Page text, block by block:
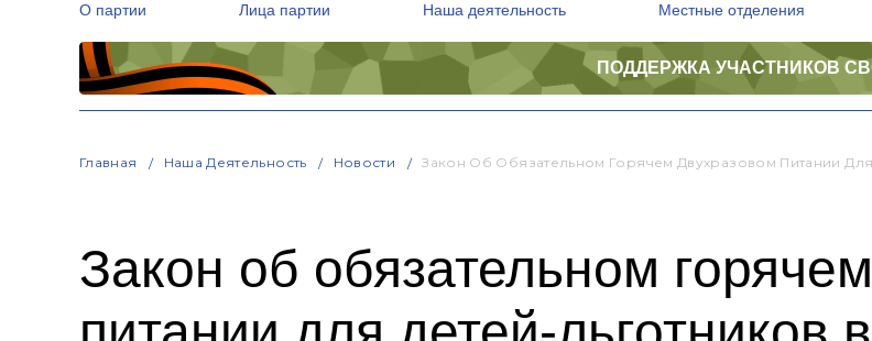
О партии Лица партии Наша деятельность Местные отделения
ПОДДЕРЖКА УЧАСТНИКОВ
Главная Наша Деятельность Новости Закон Об Обязательном Горячем Двухразовом Питании
Закон об обязательном